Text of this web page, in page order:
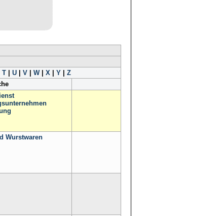
T| U| V| W| X| Y| Z
Wurstwaren